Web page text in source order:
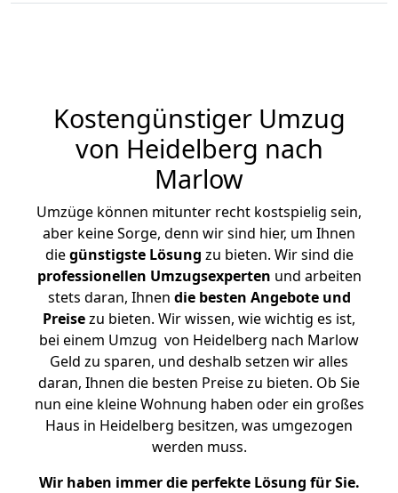
Kostengünstiger Umzug
von Heidelberg nach
Marlow
Umzüge können mitunter recht kostspielig sein,
aber keine Sorge, denn wir sind hier, um Ihnen
diegünstigste Lösung zu bieten. Wir sind die
professionellen Umzugsexperten und arbeiten
stets daran, Ihnen die besten Angebote und
Preisezu bieten. Wir wissen, wie wichtig es ist,
bei einem Umzug von Heidelberg nach Marlow
Geld zu sparen, und deshalb setzen wir alles
daran, Ihnen die besten Preise zu bieten. Ob Sie
nun eine kleine Wohnung haben oder ein großes
Haus in Heidelberg besitzen, was umgezogen
werden muss.
Wir haben immer die perfekte Lösung für Sie.